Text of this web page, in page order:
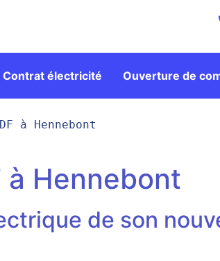
Contrat électricité Ouverture de
à Hennebont
à Hennebont
de son